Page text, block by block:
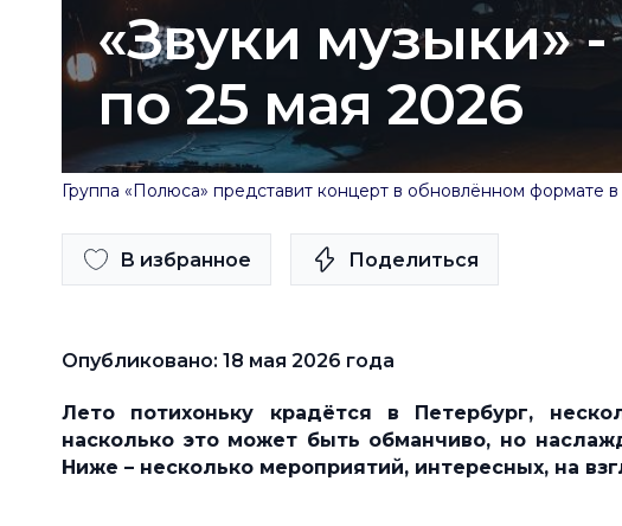
«Звуки музыки»
по 25 мая 2026
Группа «Полюса» представит концерт в обновлённом формате
В избранное Поделиться
Опубликовано: 18 мая 2026 года
Лето потихоньку крадётся в Петербург,
насколько это может быть обманчиво, но
Ниже – несколько мероприятий, интересных, на